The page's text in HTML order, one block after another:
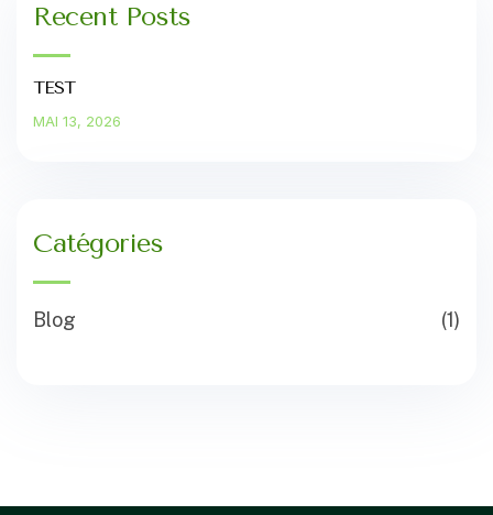
Recent Posts
TEST
MAI 13, 2026
Catégories
Blog (1)